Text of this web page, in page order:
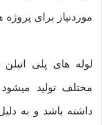
موردنیاز برای
لوله های پلی اتیلن
مختلف تولید
داشته باشد و به